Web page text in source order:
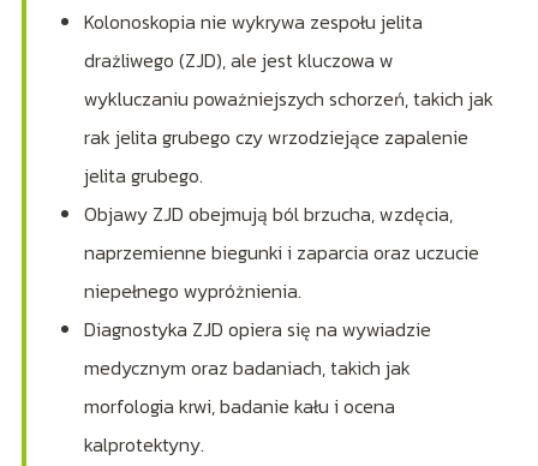
Kolonoskopia nie wykrywa zespołu jelita
drażliwego (ZJD), ale jest kluczowa w
wykluczaniu poważniejszych schorzeń, takich jak
rak jelita grubego czy wrzodziejące zapalenie
jelita grubego.
Objawy ZJD obejmują ból brzucha, wzdęcia,
naprzemienne biegunki i zaparcia oraz uczucie
niepełnego wypróżnienia.
Diagnostyka ZJD opiera się na wywiadzie
medycznym oraz badaniach, takich jak
morfologia krwi, badanie kału i ocena
kalprotektyny.